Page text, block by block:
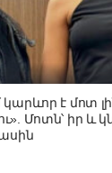
է մոտ
Մոտն՝ իր և